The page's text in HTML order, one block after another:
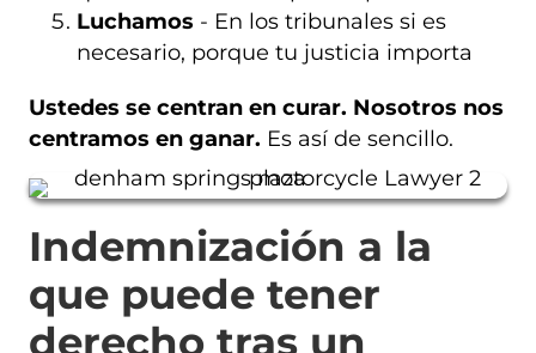
Luchamos - En los tribunales si es
necesario, porque tu justicia importa
Ustedes se centran en curar. Nosotros nos
centramos en ganar. Es así de sencillo.
Indemnización a la
que puede tener
derecho tras un